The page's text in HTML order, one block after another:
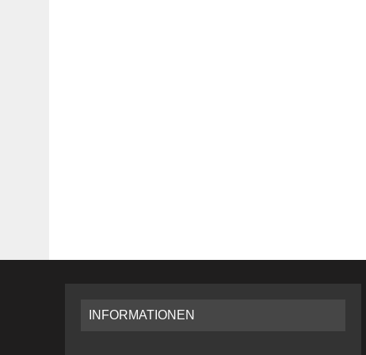
INFORMATIONEN